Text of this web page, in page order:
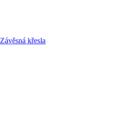
Závěsná křesla